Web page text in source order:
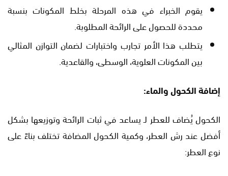
يقوم الخبراء في هذه المرحلة بخلط المكونات بنسبة
محددة للحصول على الرائحة المطلوبة.
يتطلب هذا الأمر تجارب واختبارات لضمان التوازن المثالي
بين المكونات العلوية، الوسطى، والقاعدية.
إضافة الكحول والماء:
الكحول يُضاف للعطر لـ يساعد في ثبات الرائحة وتوزيعها بشكل
أفضل عند رش العطر، وكمية الكحول المضافة تختلف بناءً على
نوع العطر: